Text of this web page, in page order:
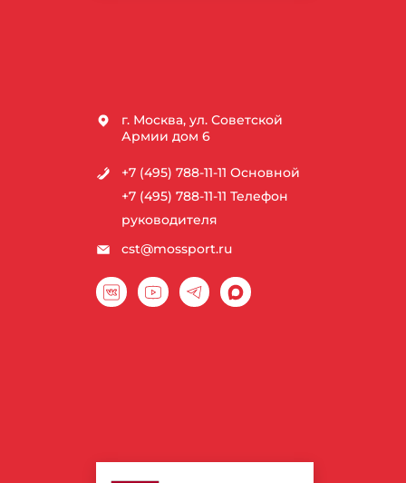
г. Москва, ул. Советской
Армии дом 6
+7 (495) 788-11-11 Основной
+7 (495) 788-11-11 Телефон
руководителя
cst@mossport.ru